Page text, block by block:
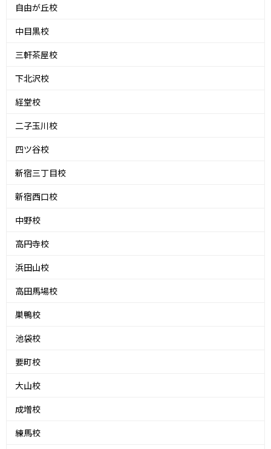
自由が丘校
中目黒校
三軒茶屋校
下北沢校
経堂校
二子玉川校
四ツ谷校
新宿三丁目校
新宿西口校
中野校
高円寺校
浜田山校
高田馬場校
巣鴨校
池袋校
要町校
大山校
成増校
練馬校